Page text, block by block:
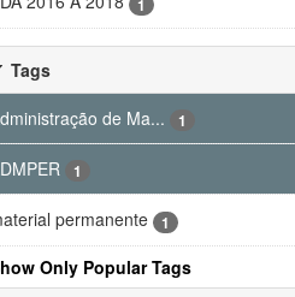
1
Tags
de Ma...
1
1
permanente 1
Only Popular Tags